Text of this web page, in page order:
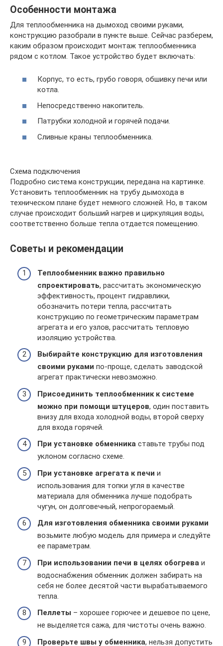
Особенности монтажа
Для теплообменника на дымоход своими руками,
конструкцию разобрали в пункте выше. Сейчас разберем,
каким образом происходит монтаж теплообменника
рядом с котлом. Такое устройство будет включать:
Корпус, то есть, грубо говоря, обшивку печи или
котла.
Непосредственно накопитель.
Патрубки холодной и горячей подачи.
Сливные краны теплообменника.
Схема подключения
Подробно система конструкции, передана на картинке.
Установить теплообменник на трубу дымохода в
техническом плане будет немного сложней. Но, в таком
случае происходит больший нагрев и циркуляция воды,
соответственно больше тепла отдается помещению.
Советы и рекомендации
Теплообменник важно правильно
спроектировать, рассчитать экономическую
эффективность, процент гидравлики,
обозначить потери тепла, рассчитать
конструкцию по геометрическим параметрам
агрегата и его узлов, рассчитать тепловую
изоляцию устройства.
Выбирайте конструкцию для изготовления
своими руками по-проще, сделать заводской
агрегат практически невозможно.
Присоединить теплообменник к системе
можно при помощи штуцеров, один поставить
внизу для входа холодной воды, второй сверху
для входа горячей.
При установке обменника ставьте трубы под
уклоном согласно схеме.
При установке агрегата к печи и
использования для топки угля в качестве
материала для обменника лучше подобрать
чугун, он долговечный, непрогораемый.
Для изготовления обменника своими руками
возьмите любую модель для примера и следуйте
ее параметрам.
При использовании печи в целях обогрева и
водоснабжения обменник должен забирать на
себя не более десятой части вырабатываемого
тепла.
Пеллеты – хорошее горючее и дешевое по цене,
не выделяется сажа, для чистоты очень важно.
Проверьте швы у обменника, нельзя допустить